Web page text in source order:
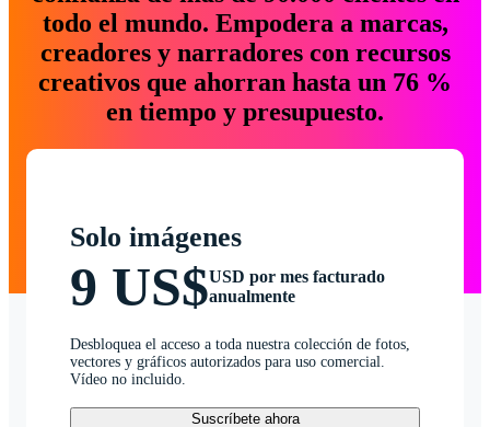
todo el mundo. Empodera a marcas,
creadores y narradores con recursos
creativos que ahorran hasta un 76 %
en tiempo y presupuesto.
Solo imágenes
9 US$USD por mes facturado
anualmente
Desbloquea el acceso a toda nuestra colección de fotos,
vectores y gráficos autorizados para uso comercial.
Vídeo no incluido.
Suscríbete ahora